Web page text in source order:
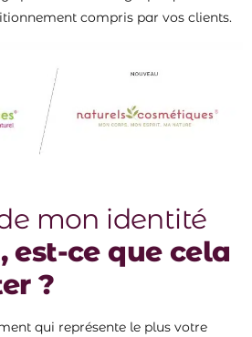
compris par vos clients.
mon identité
, est-ce que cela
?
qui représente le plus votre